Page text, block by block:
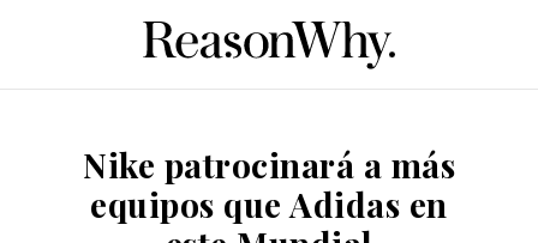
Nike patrocinará a más
equipos que Adidas en